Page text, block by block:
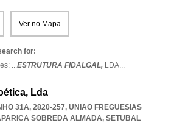
Ver no Mapa
for:
...ESTRUTURA FIDALGAL, LDA...
Lda
31A, 2820-257, UNIAO FREGUESIAS
SOBREDA ALMADA, SETUBAL